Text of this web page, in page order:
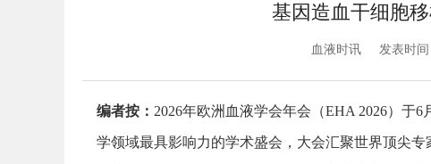
基因造血干细胞
血液时讯 发表时
编者按： 2026年欧洲血液学会年会（EHA 2026）于
学领域最具影响力的学术盛会，大会汇聚世界顶尖